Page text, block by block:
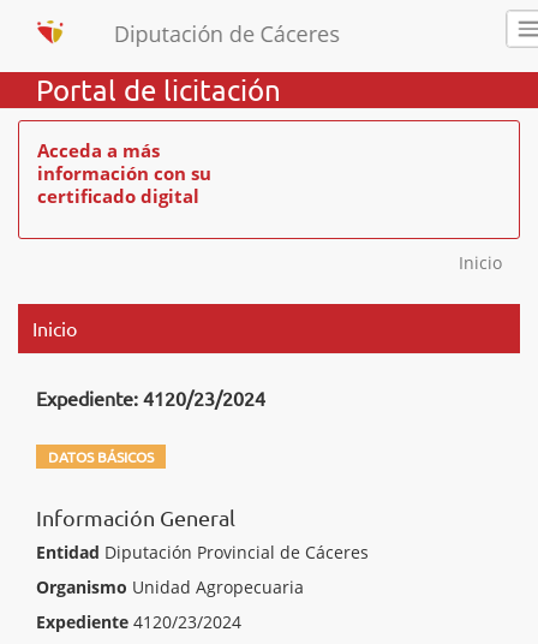
Portal de licitación
Acceda a más
información con su
certificado digital
Inicio
Inicio
Expediente: 4120/23/2024
DATOS BÁSICOS
Información General
Entidad Diputación Provincial de Cáceres
Organismo Unidad Agropecuaria
Expediente 4120/23/2024